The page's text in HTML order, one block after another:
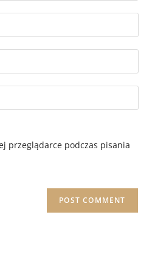
przeglądarce podczas pisania